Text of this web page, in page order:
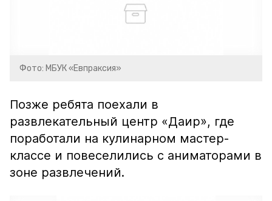
Фото: МБУК «Евпраксия»
Позже ребята поехали в
развлекательный центр «Даир», где
поработали на кулинарном мастер-
классе и повеселились с аниматорами в
зоне развлечений.